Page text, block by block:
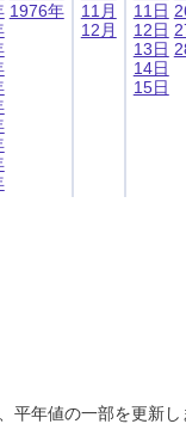
1976年
11月
12月
11日
12日
13日
14日
15日
平年値の一部を更新し